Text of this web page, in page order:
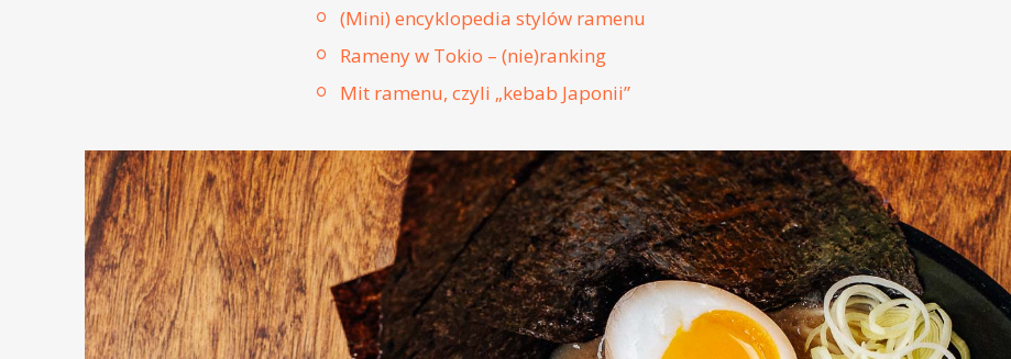
(Mini) encyklopedia stylów ramenu
Rameny w Tokio – (nie)ranking
Mit ramenu, czyli „kebab Japonii”